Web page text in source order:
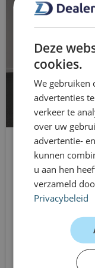
Stadsbewoner –
“Handzaam en
Student – korte
“Fijn formaat
Starter – eerste
“Comfortabel
gebruik.”
Eurocars
Dealerleasing
mobiliteitsgroep
zij airbag(s)
SEAT Ibiza
Hatchback
/mnd
Deze
cookies.
We gebruiken
advertenties
verkeer te
over uw
advertentie-
kunnen
u aan hen
verzameld
Privacybeleid